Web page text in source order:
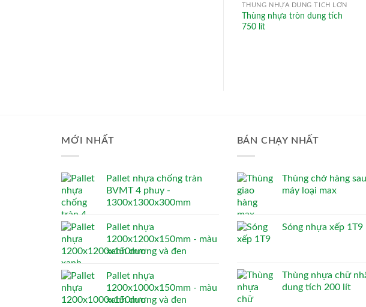
THÙNG NHỰA DUNG TÍCH LỚN
Thùng nhựa tròn dung tích
750 lít
MỚI NHẤT
Pallet nhựa chống tràn
BVMT 4 phuy -
1300x1300x300mm
Pallet nhựa
1200x1200x150mm - màu
xanh dương và đen
Pallet nhựa
1200x1000x150mm - màu
xanh dương và đen
BÁN CHẠY NHẤT
Thùng chở hàng
máy loại max
Sóng nhựa xếp 1T9
Thùng nhựa chữ
dung tích 200 lít